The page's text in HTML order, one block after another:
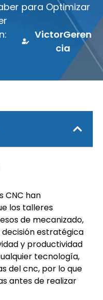
para Optimizar
VictorGeren
cia
CNC han
los talleres
de mecanizado,
estratégica
y productividad
tecnología,
del cnc, por lo que
antes de realizar